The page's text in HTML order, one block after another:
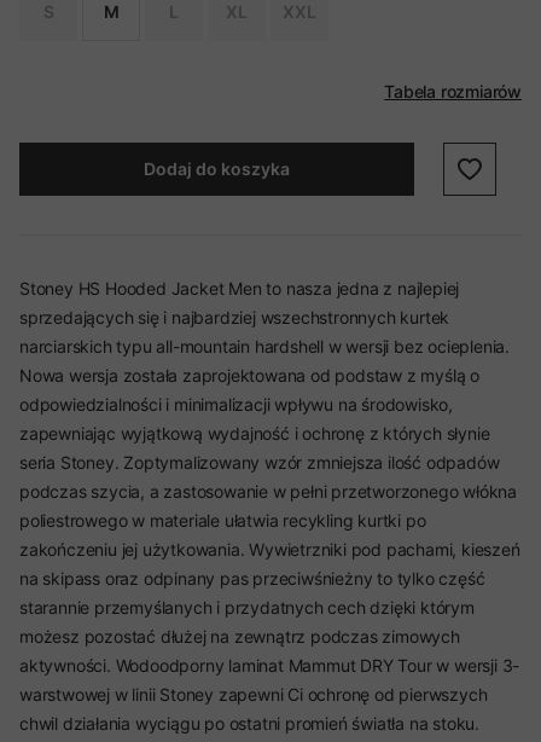
S M L XL XXL
Tabela rozmiarów
Dodaj do koszyka
Stoney HS Hooded Jacket Men to nasza jedna z najlepiej
sprzedających się i najbardziej wszechstronnych kurtek
narciarskich typu all-mountain hardshell w wersji bez ocieplenia.
Nowa wersja została zaprojektowana od podstaw z myślą o
odpowiedzialności i minimalizacji wpływu na środowisko,
zapewniając wyjątkową wydajność i ochronę z których słynie
seria Stoney. Zoptymalizowany wzór zmniejsza ilość odpadów
podczas szycia, a zastosowanie w pełni przetworzonego włókna
poliestrowego w materiale ułatwia recykling kurtki po
zakończeniu jej użytkowania. Wywietrzniki pod pachami, kieszeń
na skipass oraz odpinany pas przeciwśnieżny to tylko część
starannie przemyślanych i przydatnych cech dzięki którym
możesz pozostać dłużej na zewnątrz podczas zimowych
aktywności. Wodoodporny laminat Mammut DRY Tour w wersji 3-
warstwowej w linii Stoney zapewni Ci ochronę od pierwszych
chwil działania wyciągu po ostatni promień światła na stoku.